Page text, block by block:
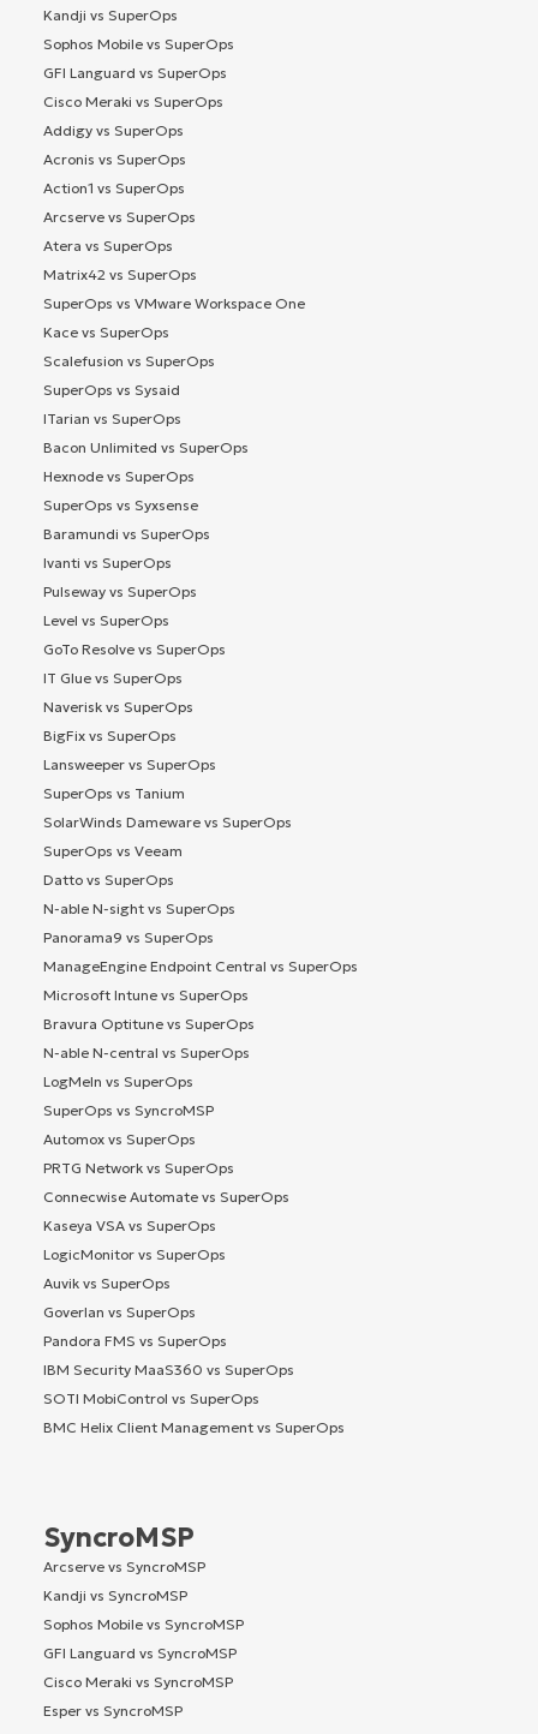
Kandji vs SuperOps
Sophos Mobile vs SuperOps
GFI Languard vs SuperOps
Cisco Meraki vs SuperOps
Addigy vs SuperOps
Acronis vs SuperOps
Action1 vs SuperOps
Arcserve vs SuperOps
Atera vs SuperOps
Matrix42 vs SuperOps
SuperOps vs VMware Workspace One
Kace vs SuperOps
Scalefusion vs SuperOps
SuperOps vs Sysaid
ITarian vs SuperOps
Bacon Unlimited vs SuperOps
Hexnode vs SuperOps
SuperOps vs Syxsense
Baramundi vs SuperOps
Ivanti vs SuperOps
Pulseway vs SuperOps
Level vs SuperOps
GoTo Resolve vs SuperOps
IT Glue vs SuperOps
Naverisk vs SuperOps
BigFix vs SuperOps
Lansweeper vs SuperOps
SuperOps vs Tanium
SolarWinds Dameware vs SuperOps
SuperOps vs Veeam
Datto vs SuperOps
N-able N-sight vs SuperOps
Panorama9 vs SuperOps
ManageEngine Endpoint Central vs SuperOps
Microsoft Intune vs SuperOps
Bravura Optitune vs SuperOps
N-able N-central vs SuperOps
LogMeIn vs SuperOps
SuperOps vs SyncroMSP
Automox vs SuperOps
PRTG Network vs SuperOps
Connecwise Automate vs SuperOps
Kaseya VSA vs SuperOps
LogicMonitor vs SuperOps
Auvik vs SuperOps
Goverlan vs SuperOps
Pandora FMS vs SuperOps
IBM Security MaaS360 vs SuperOps
SOTI MobiControl vs SuperOps
BMC Helix Client Management vs SuperOps
SyncroMSP
Arcserve vs SyncroMSP
Kandji vs SyncroMSP
Sophos Mobile vs SyncroMSP
GFI Languard vs SyncroMSP
Cisco Meraki vs SyncroMSP
Esper vs SyncroMSP